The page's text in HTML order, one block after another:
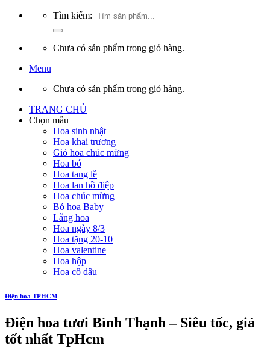
Tìm kiếm:
Chưa có sản phẩm trong giỏ hàng.
Menu
Chưa có sản phẩm trong giỏ hàng.
TRANG CHỦ
Chọn mẫu
Hoa sinh nhật
Hoa khai trương
Giỏ hoa chúc mừng
Hoa bó
Hoa tang lễ
Hoa lan hồ điệp
Hoa chúc mừng
Bó hoa Baby
Lẵng hoa
Hoa ngày 8/3
Hoa tặng 20-10
Hoa valentine
Hoa hộp
Hoa cô dâu
Điện hoa TPHCM
Điện hoa tươi Bình Thạnh – Siêu tốc, giá
tốt nhất TpHcm